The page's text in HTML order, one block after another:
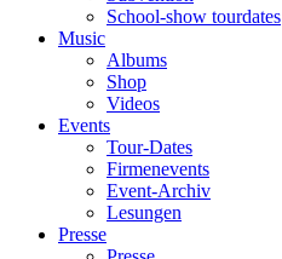
School-show tourdates
Music
Albums
Shop
Videos
Events
Tour-Dates
Firmenevents
Event-Archiv
Lesungen
Presse